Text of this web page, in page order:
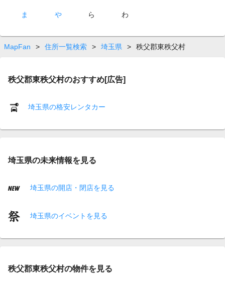
ま や ら わ
MapFan > 住所一覧検索 > 埼玉県 > 秩父郡東秩父村
秩父郡東秩父村のおすすめ[広告]
埼玉県の格安レンタカー
埼玉県の未来情報を見る
埼玉県の開店・閉店を見る
埼玉県のイベントを見る
秩父郡東秩父村の物件を見る